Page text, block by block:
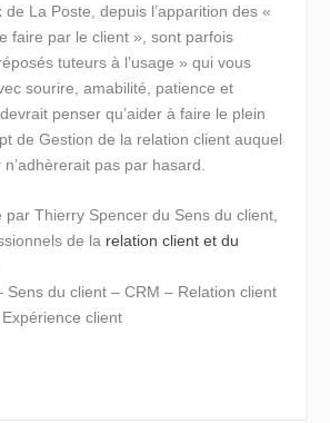
La Poste, depuis l’apparition des «
faire par le client », sont parfois
tuteurs à l’usage » qui vous
sourire, amabilité, patience et
penser qu’aider à faire le plein
de Gestion de la relation client auquel
pas par hasard.
par Thierry Spencer du Sens du client,
de la relation client et du
Sens du client – CRM – Relation client
client